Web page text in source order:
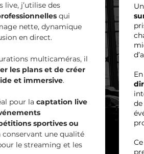
live, j’utilise des
qui
nette, dynamique
en direct.
multicaméras, il
les plans et de créer
et immersive.
pour la captation live
sportives ou
conservant une qualité
le streaming et les